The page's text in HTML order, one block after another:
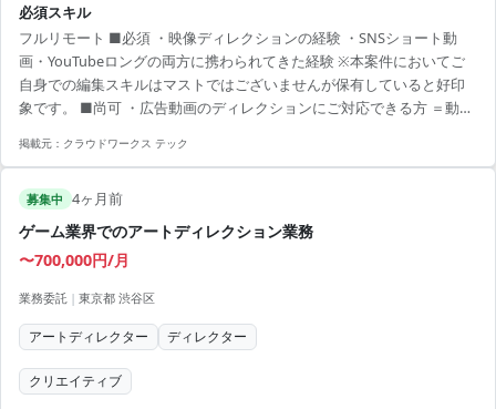
案と方向性の決定 ・企画の立案と提案 ・広告、SNS動画のディレクシ
ョン ・クオリティコントロール ・情報収集とトレンドの分析 ■働き方
・月の稼働時間：32時間～64時間程度 ・フルリモート稼働：可能 ・フ
レキシブル稼働：可能 ■案件の魅力 ・裁量権や携わる事の出来る業務
の幅が広いです。 ・弊社からも...
必須スキル
フルリモート ■必須 ・映像ディレクションの経験 ・SNSショート動
画・YouTubeロングの両方に携わられてきた経験 ※本案件においてご
自身での編集スキルはマストではございませんが保有していると好印
象です。 ■尚可 ・広告動画のディレクションにご対応できる方 ＝動画
掲載元： クラウドワークス テック
募集中 4ヶ月前
ゲーム業界でのアートディレクション業務
〜700,000円/月
業務委託 | 東京都 渋谷区
アートディレクター ディレクター
クリエイティブ